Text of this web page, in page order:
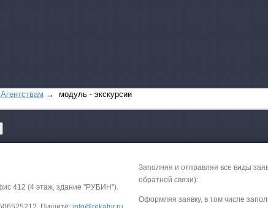
Агентствам → модуль - экскурсии
412 (4 этаж, здание "РУБИН").
Заполняя и отправляя все виды
обратной связи):
Оформляя заявку, в том числе